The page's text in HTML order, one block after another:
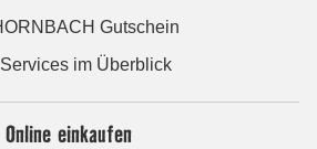
Gutschein
im Überblick
Online einkaufen